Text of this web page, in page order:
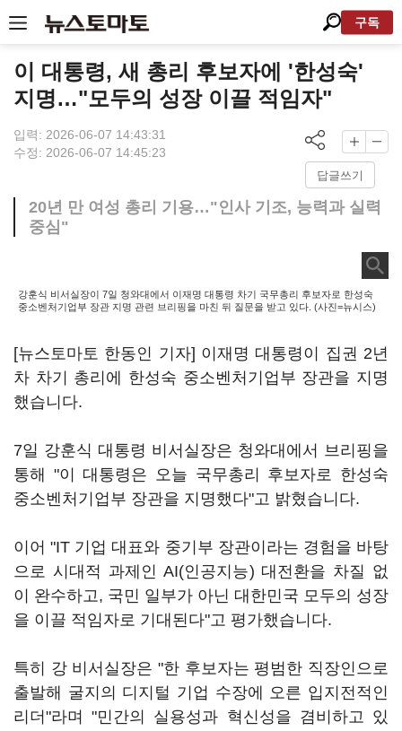
구독
이 대통령, 새 총리 후보자에 '한성숙'
지명…"모두의 성장 이끌 적임자"
입력: 2026-06-07 14:43:31
수정: 2026-06-07 14:45:23
답글쓰기
20년 만 여성 총리 기용…"인사 기조, 능력과 실력
중심"
강훈식 비서실장이 7일 청와대에서 이재명 대통령 차기 국무총리 후보자로 한성숙
중소벤처기업부 장관 지명 관련 브리핑을 마친 뒤 질문을 받고 있다. (사진=뉴시스)
[뉴스토마토 한동인 기자] 이재명 대통령이 집권 2년
차 차기 총리에 한성숙 중소벤처기업부 장관을 지명
했습니다.
7일 강훈식 대통령 비서실장은 청와대에서 브리핑을
통해 "이 대통령은 오늘 국무총리 후보자로 한성숙
중소벤처기업부 장관을 지명했다"고 밝혔습니다.
이어 "IT 기업 대표와 중기부 장관이라는 경험을 바탕
으로 시대적 과제인 AI(인공지능) 대전환을 차질 없
이 완수하고, 국민 일부가 아닌 대한민국 모두의 성장
을 이끌 적임자로 기대된다"고 평가했습니다.
특히 강 비서실장은 "한 후보자는 평범한 직장인으로
출발해 굴지의 디지털 기업 수장에 오른 입지전적인
리더"라며 "민간의 실용성과 혁신성을 겸비하고 있